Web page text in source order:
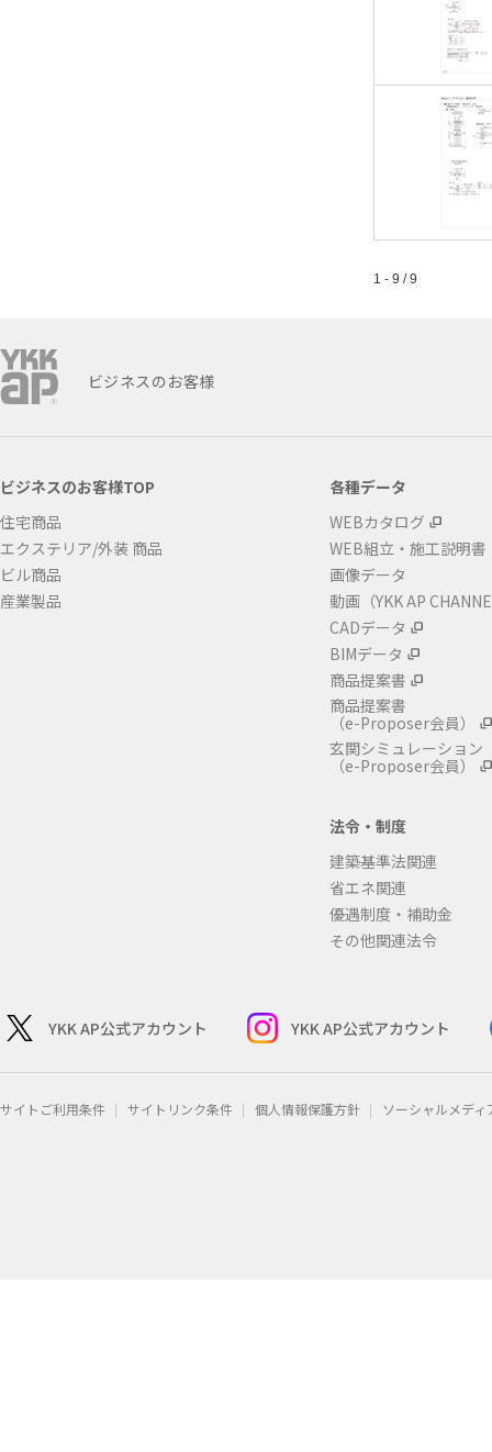
1 - 9 / 9
ビジネスのお客様
ビジネスのお客様TOP
住宅商品
エクステリア/外装 商品
ビル商品
産業製品
各種データ
WEBカタログ
WEB組立・施工説明書
画像データ
動画（YKK AP
CADデータ
BIMデータ
商品提案書
商品提案書
（e-Proposer会員）
玄関シミュレーション
（e-Proposer会員）
法令・制度
建築基準法関連
省エネ関連
優遇制度・補助金
その他関連法令
YKK AP公式アカウント YKK AP公式アカウント
サイトご利用条件 サイトリンク条件 個人情報保護方針 ソーシャルメデ